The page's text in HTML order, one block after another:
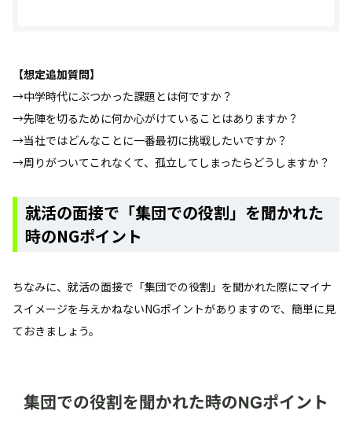
【想定追加質問】
→中学時代にぶつかった課題とは何ですか？
→先陣を切るために何か心がけていることはありますか？
→当社ではどんなことに一番最初に挑戦したいですか？
→周りがついてこれなくて、孤立してしまったらどうしますか？
就活の面接で「集団での役割」を聞かれた
時のNGポイント
ちなみに、就活の面接で「集団での役割」を聞かれた際にマイナ
スイメージを与えかねないNGポイントがありますので、簡単に見
ておきましょう。